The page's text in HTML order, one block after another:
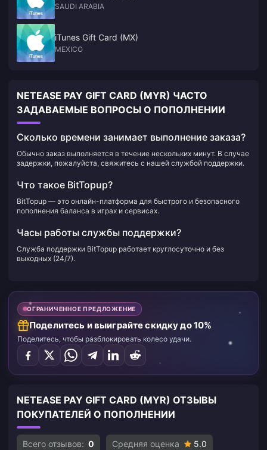
SAUDI ARABIA
iTunes Gift Card (MX)
MEXICO
NETEASE PAY GIFT CARD (MYR) ЧАСТО
ЗАДАВАЕМЫЕ ВОПРОСЫ О ПОПОЛНЕНИИ
Сколько времени занимает выполнение заказа?
Обычно заказ выполняется в течение нескольких минут. В случае
задержки, пожалуйста, свяжитесь с нашей службой поддержки.
Что такое BitTopup?
BitTopup — это онлайн-платформа для быстрого и безопасного
пополнения баланса в играх и сервисах.
Часы работы службы поддержки?
Служба поддержки BitTopup работает круглосуточно и без
выходных (24/7).
ОГРАНИЧЕННОЕ ПРЕДЛОЖЕНИЕ
Поделитесь и выиграйте скидку до 10%
Поделитесь, чтобы разблокировать колесо удачи.
NETEASE PAY GIFT CARD (MYR) ОТЗЫВЫ
ПОКУПАТЕЛЕЙ О ПОПОЛНЕНИИ
Всего отзывов: 0 Средняя оценка 5.0